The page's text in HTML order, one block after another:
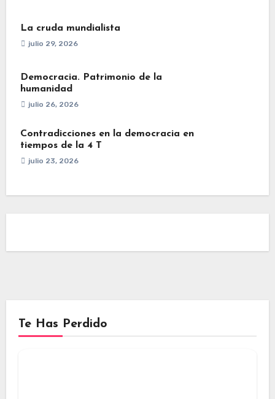
La cruda mundialista
julio 29, 2026
Democracia. Patrimonio de la
humanidad
julio 26, 2026
Contradicciones en la democracia en
tiempos de la 4 T
julio 23, 2026
Te Has Perdido